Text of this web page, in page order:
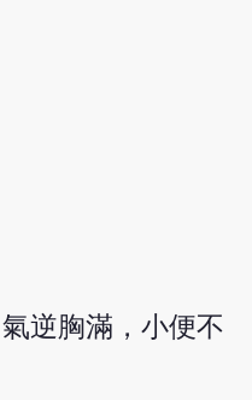
逆胸滿，小便不